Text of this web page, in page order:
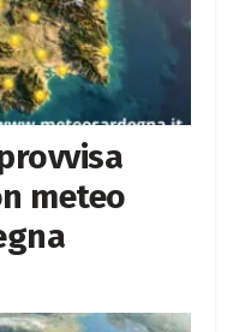
meteo